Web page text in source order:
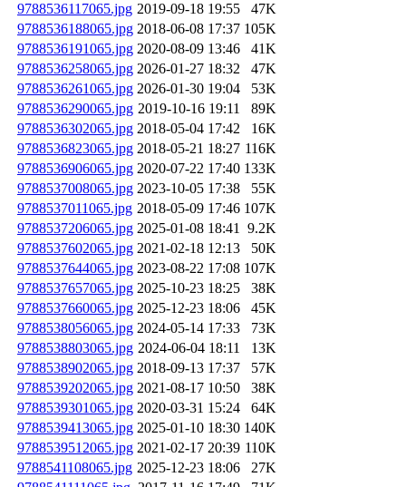
9788536117065.jpg 2019-09-18 19:55
47K
9788536188065.jpg 2018-06-08 17:37 105K
9788536191065.jpg 2020-08-09 13:46
41K
9788536258065.jpg 2026-01-27 18:32
47K
9788536261065.jpg 2026-01-30 19:04
53K
9788536290065.jpg 2019-10-16 19:11
89K
9788536302065.jpg 2018-05-04 17:42
16K
9788536823065.jpg 2018-05-21 18:27 116K
9788536906065.jpg 2020-07-22 17:40 133K
9788537008065.jpg 2023-10-05 17:38
55K
9788537011065.jpg 2018-05-09 17:46 107K
9788537206065.jpg 2025-01-08 18:41 9.2K
9788537602065.jpg 2021-02-18 12:13
50K
9788537644065.jpg 2023-08-22 17:08 107K
9788537657065.jpg 2025-10-23 18:25
38K
9788537660065.jpg 2025-12-23 18:06
45K
9788538056065.jpg 2024-05-14 17:33
73K
9788538803065.jpg 2024-06-04 18:11
13K
9788538902065.jpg 2018-09-13 17:37
57K
9788539202065.jpg 2021-08-17 10:50
38K
9788539301065.jpg 2020-03-31 15:24
64K
9788539413065.jpg 2025-01-10 18:30 140K
9788539512065.jpg 2021-02-17 20:39 110K
9788541108065.jpg 2025-12-23 18:06
27K